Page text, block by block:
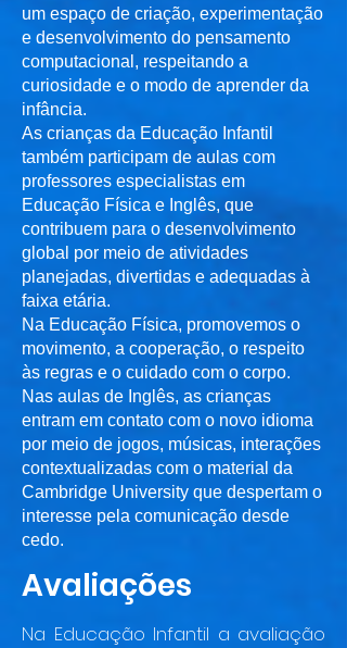
um espaço de criação, experimentação
e desenvolvimento do pensamento
computacional, respeitando a
curiosidade e o modo de aprender da
infância.
As crianças da Educação Infantil
também participam de aulas com
professores especialistas em
Educação Física e Inglês, que
contribuem para o desenvolvimento
global por meio de atividades
planejadas, divertidas e adequadas à
faixa etária.
Na Educação Física, promovemos o
movimento, a cooperação, o respeito
às regras e o cuidado com o corpo.
Nas aulas de Inglês, as crianças
entram em contato com o novo idioma
por meio de jogos, músicas, interações
contextualizadas com o material da
Cambridge University que despertam o
interesse pela comunicação desde
cedo.
Avaliações
Na Educação Infantil a avaliação